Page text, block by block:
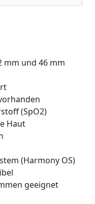
mm und 46 mm
(SpO2)
Haut
(Harmony OS)
geeignet